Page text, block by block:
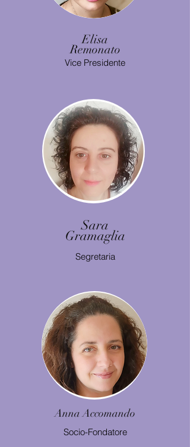
Elisa
Remonato
Vice Presidente
Sara
Gramaglia
Segretaria
Anna Accomando
Socio-Fondatore